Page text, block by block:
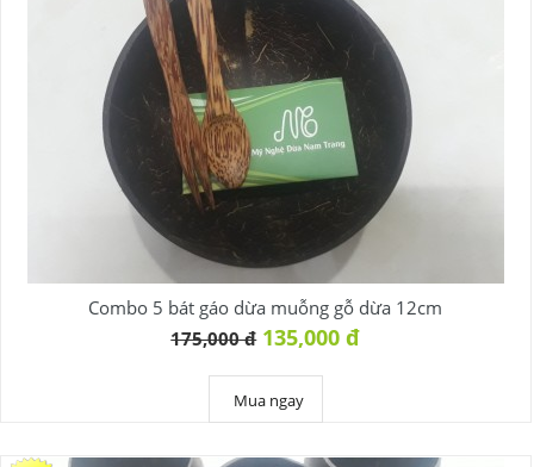
Combo 5 bát gáo dừa muỗng gỗ dừa 12cm
175,000 đ 135,000 đ
Mua ngay